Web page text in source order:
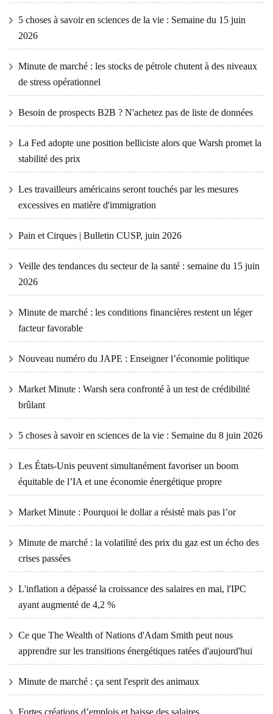
5 choses à savoir en sciences de la vie : Semaine du 15 juin
2026
Minute de marché : les stocks de pétrole chutent à des niveaux
de stress opérationnel
Besoin de prospects B2B ? N'achetez pas de liste de données
La Fed adopte une position belliciste alors que Warsh promet la
stabilité des prix
Les travailleurs américains seront touchés par les mesures
excessives en matière d'immigration
Pain et Cirques | Bulletin CUSP, juin 2026
Veille des tendances du secteur de la santé : semaine du 15 juin
2026
Minute de marché : les conditions financières restent un léger
facteur favorable
Nouveau numéro du JAPE : Enseigner l’économie politique
Market Minute : Warsh sera confronté à un test de crédibilité
brûlant
5 choses à savoir en sciences de la vie : Semaine du 8 juin 2026
Les États-Unis peuvent simultanément favoriser un boom
équitable de l’IA et une économie énergétique propre
Market Minute : Pourquoi le dollar a résisté mais pas l’or
Minute de marché : la volatilité des prix du gaz est un écho des
crises passées
L'inflation a dépassé la croissance des salaires en mai, l'IPC
ayant augmenté de 4,2 %
Ce que The Wealth of Nations d'Adam Smith peut nous
apprendre sur les transitions énergétiques ratées d'aujourd'hui
Minute de marché : ça sent l'esprit des animaux
Fortes créations d’emplois et baisse des salaires